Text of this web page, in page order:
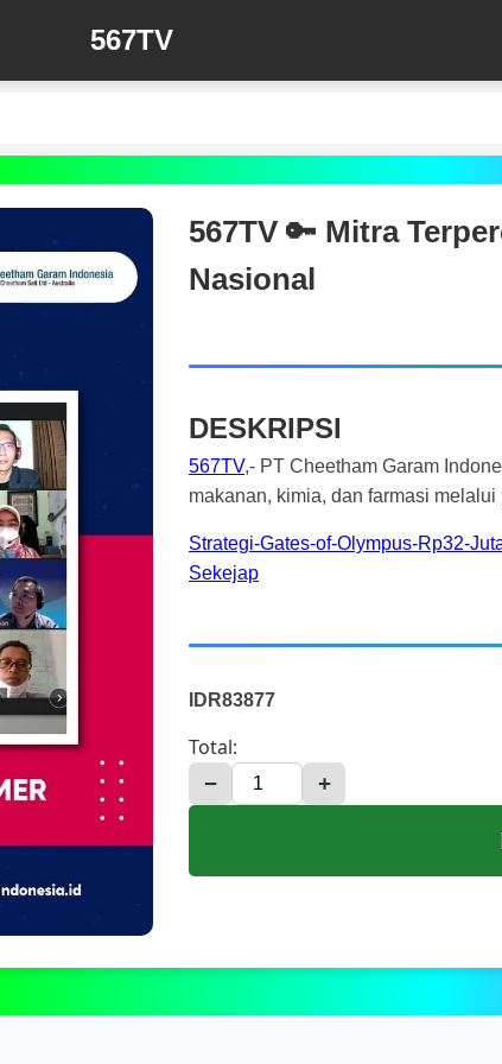
567TV
567TV 🔑 Mitra
Nasional
DESKRIPSI
567TV,- PT Cheetham Garam
makanan, kimia, dan farmasi
Strategi-Gates-of-Olympus-Rp32-
Sekejap
IDR83877
Total:
− +